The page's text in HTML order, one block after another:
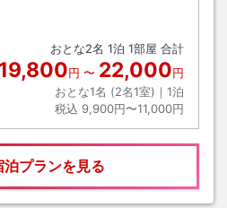
おとな2名 1泊 1部屋 合計
19,800円 〜 22,000円
おとな1名 (2名1室)｜ 1泊
税込 9,900円〜11,000円
泊プランを見る